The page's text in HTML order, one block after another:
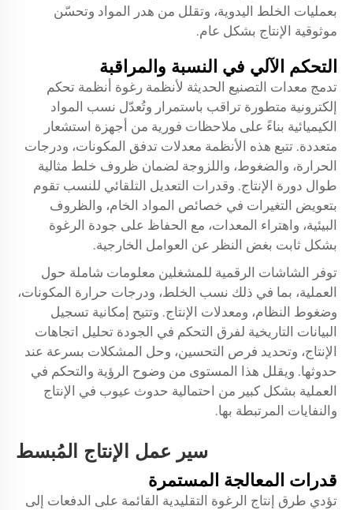
بعمليات الخلط اليدوية، وتقلل من هدر المواد وتحسّن
موثوقية الإنتاج بشكل عام.
التحكم الآلي في النسبة والمراقبة
تدمج معدات التصنيع الحديثة لأنظمة رغوة أنظمة تحكم
إلكترونية متطورة تراقب باستمرار وتُعدّل نسب المواد
الكيميائية بناءً على ملاحظات فورية من أجهزة استشعار
متعددة. تتبع هذه الأنظمة معدلات تدفق المكونات، ودرجات
الحرارة، والضغوط، واللزوجة لضمان ظروف خلط مثالية
طوال دورة الإنتاج. وقدرات التعديل التلقائي للنسب تقوم
بتعويض التغيرات في خصائص المواد الخام، والظروف
البيئية، واهتراء المعدات، مع الحفاظ على جودة الرغوة
بشكل ثابت بغض النظر عن العوامل الخارجية.
توفر الشاشات الرقمية للمشغلين معلومات شاملة حول
العملية، بما في ذلك نسب الخلط، ودرجات حرارة المكونات،
وضغوط النظام، ومعدلات الإنتاج. وتتيح إمكانية تسجيل
البيانات التاريخية لفرق التحكم في الجودة تحليل اتجاهات
الإنتاج، وتحديد فرص التحسين، وحل المشكلات بسرعة عند
حدوثها. ويقلل هذا المستوى من وضوح الرؤية والتحكم في
العملية بشكل كبير من احتمالية حدوث عيوب في الإنتاج
والنفايات المرتبطة بها.
سير عمل الإنتاج المُبسط
قدرات المعالجة المستمرة
تؤدي طرق إنتاج الرغوة التقليدية القائمة على الدفعات إلى